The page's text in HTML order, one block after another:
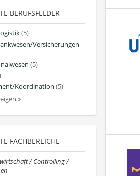
BERUFSFELDER
(5)
Versicherungen
(5)
Koordination (5)
»
FACHBEREICHE
/ Controlling /